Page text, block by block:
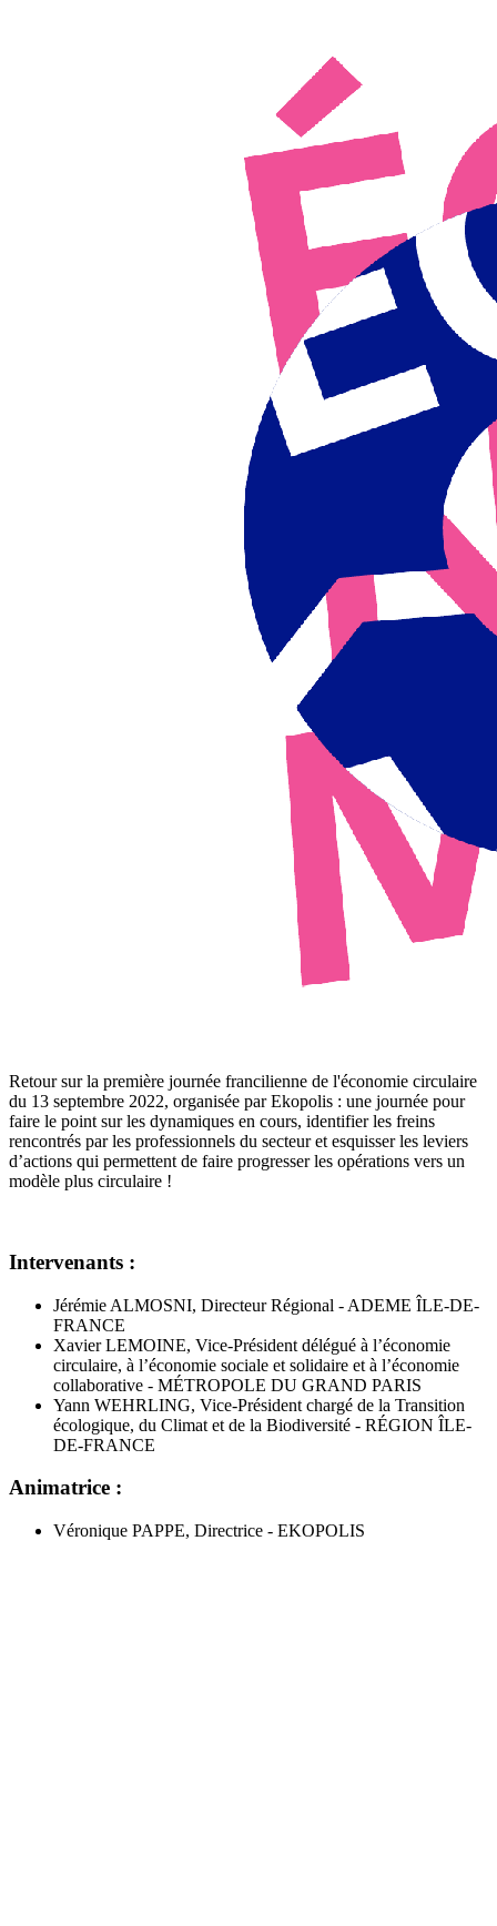
Retour sur la première journée francilienne de l'économie circulaire
du 13 septembre 2022, organisée par Ekopolis : une journée pour
faire le point sur les dynamiques en cours, identifier les freins
rencontrés par les professionnels du secteur et esquisser les leviers
d’actions qui permettent de faire progresser les opérations vers un
modèle plus circulaire !
Intervenants :
Jérémie ALMOSNI, Directeur Régional - ADEME ÎLE-DE-
FRANCE
Xavier LEMOINE, Vice-Président délégué à l’économie
circulaire, à l’économie sociale et solidaire et à l’économie
collaborative - MÉTROPOLE DU GRAND PARIS
Yann WEHRLING, Vice-Président chargé de la Transition
écologique, du Climat et de la Biodiversité - RÉGION ÎLE-
DE-FRANCE
Animatrice :
Véronique PAPPE, Directrice - EKOPOLIS